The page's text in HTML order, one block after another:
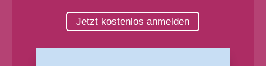
Jetzt kostenlos anmelden